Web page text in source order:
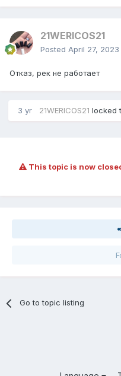
21WERICOS21
Posted April 27, 2023
Отказ, рек не работает
3 yr 21WERICOS21 locked
This topic is now
Go to topic listing